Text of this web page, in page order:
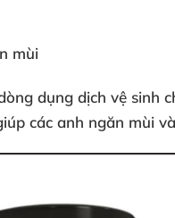
mùi
dụng dịch vệ sinh
các anh ngăn mùi